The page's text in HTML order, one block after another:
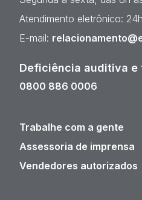
Atendimento eletrônico: 24h
E-mail:
Deficiência auditiva e
0800 886 0006
Trabalhe com a gente
Assessoria de imprensa
Vendedores autorizados